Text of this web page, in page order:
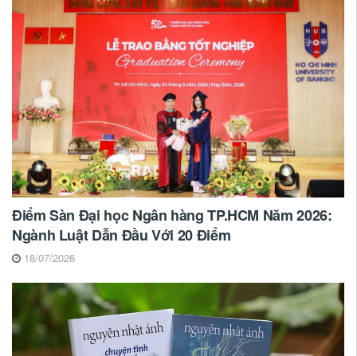
Điểm Sàn Đại học Ngân hàng TP.HCM Năm 2026:
Ngành Luật Dẫn Đầu Với 20 Điểm
18/07/2026